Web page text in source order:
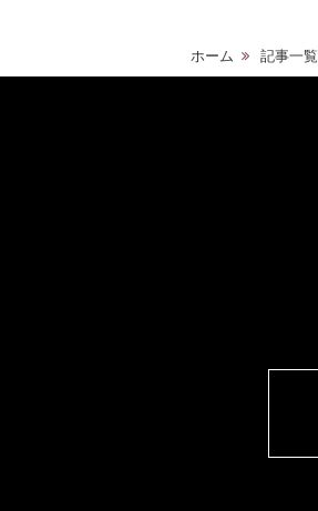
ホーム 記事一覧